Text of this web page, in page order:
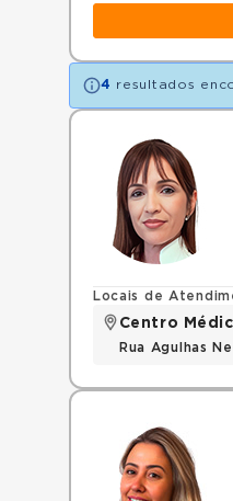
4 resultados
Locais de
Centro
Rua Agulhas